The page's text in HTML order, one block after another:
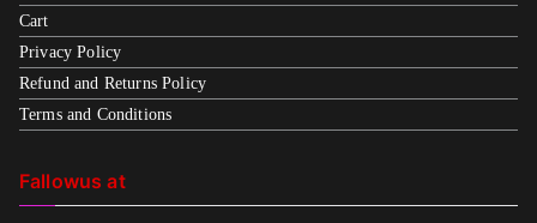
Cart
Privacy Policy
Refund and Returns Policy
Terms and Conditions
Fallowus at